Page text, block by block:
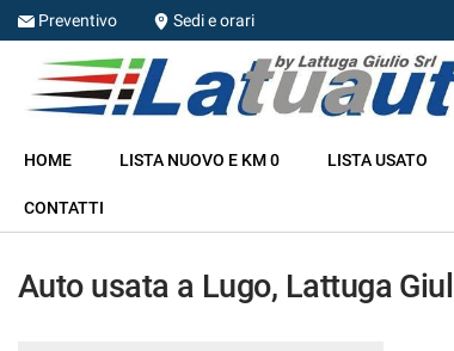
HOME
Preventivo Sedi e orari
HOME LISTA NUOVO E KM 0 LISTA USATO
CONTATTI
Auto usata a Lugo, Lattuga